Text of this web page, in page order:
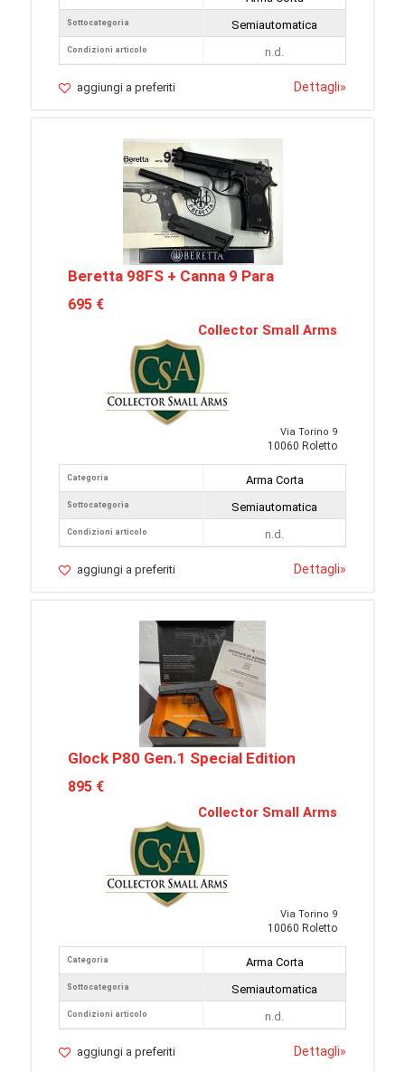
Sottocategoria
Condizioni articolo
Semiautomatica
n.d.
aggiungi a preferiti Dettagli»
Beretta 98FS + Canna 9 Para
695 €
Collector Small Arms
Via Torino 9
10060 Roletto
Categoria
Sottocategoria
Condizioni articolo
Arma Corta
Semiautomatica
n.d.
aggiungi a preferiti Dettagli»
Glock P80 Gen.1 Special Edition
895 €
Collector Small Arms
Via Torino 9
10060 Roletto
Categoria
Sottocategoria
Condizioni articolo
Arma Corta
Semiautomatica
n.d.
aggiungi a preferiti Dettagli»